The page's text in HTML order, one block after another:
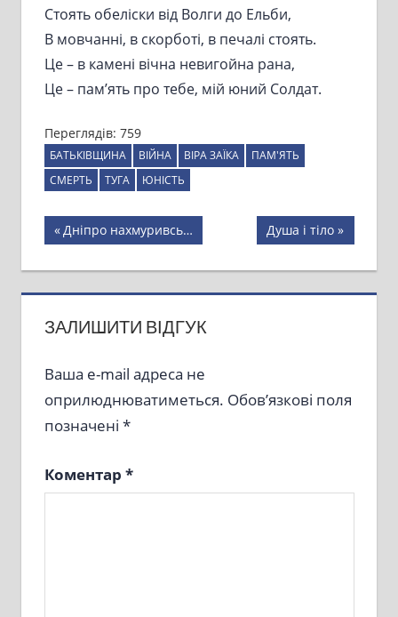
Стоять обеліски від Волги до Ельби,
В мовчанні, в скорботі, в печалі стоять.
Це – в камені вічна невигойна рана,
Це – пам’ять про тебе, мій юний Солдат.
Переглядів: 759
БАТЬКІВЩИНА ВІЙНА ВІРА ЗАЇКА
ПАМ'ЯТЬ
СМЕРТЬ
ТУГА ЮНІСТЬ
Навігація
записів
Previous
Post:
Дніпро нахмуривсь…
Next
Post:
Душа і тіло
ЗАЛИШИТИ ВІДГУК
Ваша e-mail адреса не
оприлюднюватиметься. Обов’язкові поля
позначені *
Коментар *